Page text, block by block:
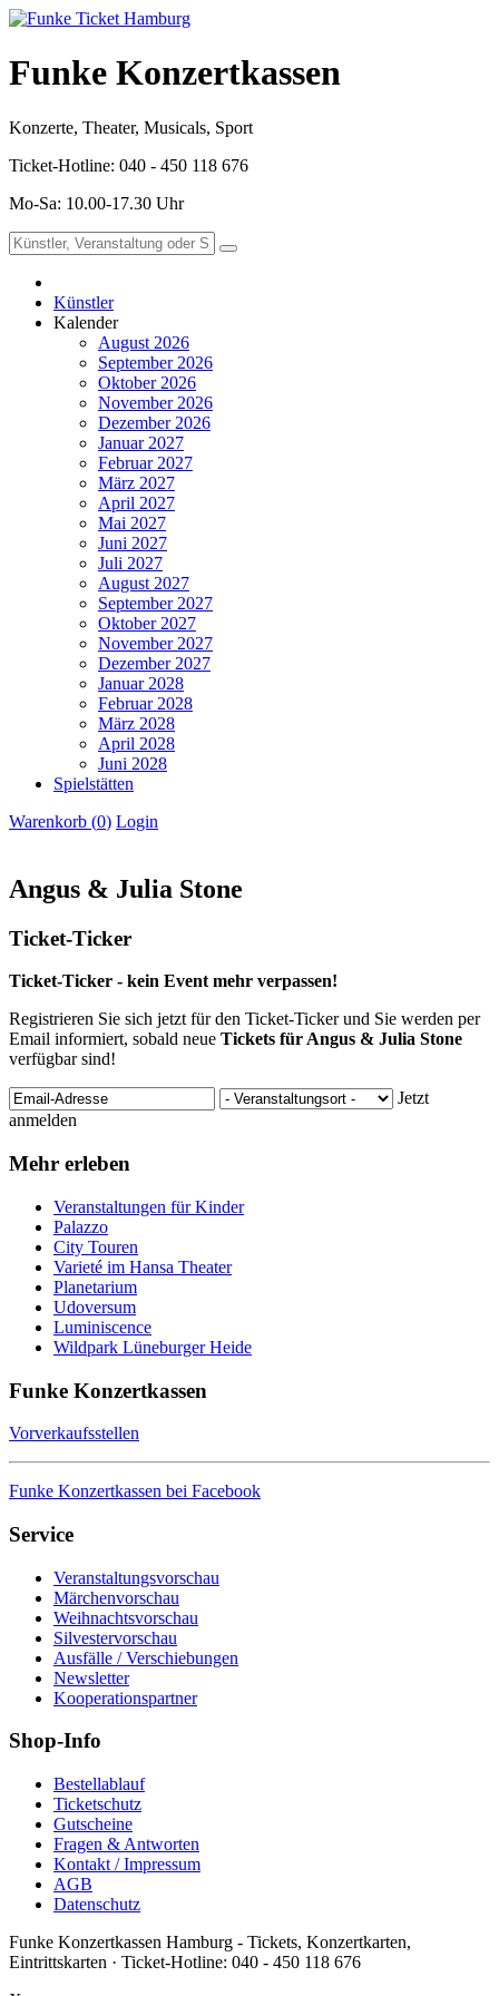
Funke Konzertkassen
Konzerte, Theater, Musicals, Sport
Ticket-Hotline: 040 - 450 118 676
Mo-Sa: 10.00-17.30 Uhr
Künstler
Kalender
August 2026
September 2026
Oktober 2026
November 2026
Dezember 2026
Januar 2027
Februar 2027
März 2027
April 2027
Mai 2027
Juni 2027
Juli 2027
August 2027
September 2027
Oktober 2027
November 2027
Dezember 2027
Januar 2028
Februar 2028
März 2028
April 2028
Juni 2028
Spielstätten
Warenkorb (0) Login
Angus & Julia Stone
Ticket-Ticker
Ticket-Ticker - kein Event mehr verpassen!
Registrieren Sie sich jetzt für den Ticket-Ticker und Sie werden per
Email informiert, sobald neue Tickets für Angus & Julia Stone
verfügbar sind!
Jetzt
anmelden
Mehr erleben
Veranstaltungen für Kinder
Palazzo
City Touren
Varieté im Hansa Theater
Planetarium
Udoversum
Luminiscence
Wildpark Lüneburger Heide
Funke Konzertkassen
Vorverkaufsstellen
Funke Konzertkassen bei Facebook
Service
Veranstaltungsvorschau
Märchenvorschau
Weihnachtsvorschau
Silvestervorschau
Ausfälle / Verschiebungen
Newsletter
Kooperationspartner
Shop-Info
Bestellablauf
Ticketschutz
Gutscheine
Fragen & Antworten
Kontakt / Impressum
AGB
Datenschutz
Funke Konzertkassen Hamburg - Tickets, Konzertkarten,
Eintrittskarten · Ticket-Hotline: 040 - 450 118 676